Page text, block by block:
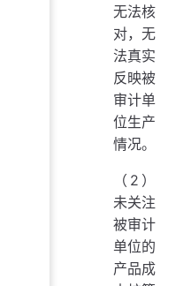
无法核
对，无
法真实
反映被
审计单
位生产
情况。
（2）
未关注
被审计
单位的
产品成